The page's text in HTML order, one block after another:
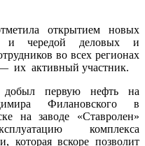
открытием новых
и чередой деловых и
во всех регионах
их активный участник.
первую нефть на
Филановского в
на заводе «Ставролен»
комплекса
которая вскоре позволит